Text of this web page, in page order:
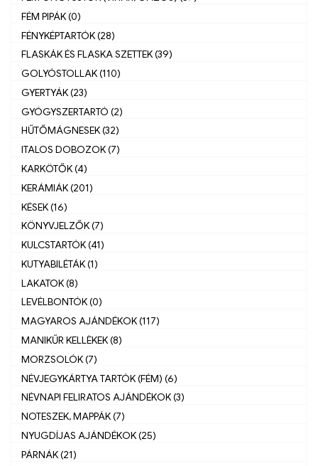
FÉM PIPÁK (0)
FÉNYKÉPTARTÓK (28)
FLASKÁK ÉS FLASKA SZETTEK (39)
GOLYÓSTOLLAK (110)
GYERTYÁK (23)
GYÓGYSZERTARTÓ (2)
HŰTŐMÁGNESEK (32)
ITALOS DOBOZOK (7)
KARKÖTŐK (4)
KERÁMIÁK (201)
KÉSEK (16)
KÖNYVJELZŐK (7)
KULCSTARTÓK (41)
KUTYABILÉTÁK (1)
LAKATOK (8)
LEVÉLBONTÓK (0)
MAGYAROS AJÁNDÉKOK (117)
MANIKŰR KELLÈKEK (8)
MORZSOLÓK (7)
NÉVJEGYKÁRTYA TARTÓK (FÉM) (6)
NÉVNAPI FELIRATOS AJÁNDÉKOK (3)
NOTESZEK, MAPPÁK (7)
NYUGDÍJAS AJÁNDÉKOK (25)
PÁRNÁK (21)